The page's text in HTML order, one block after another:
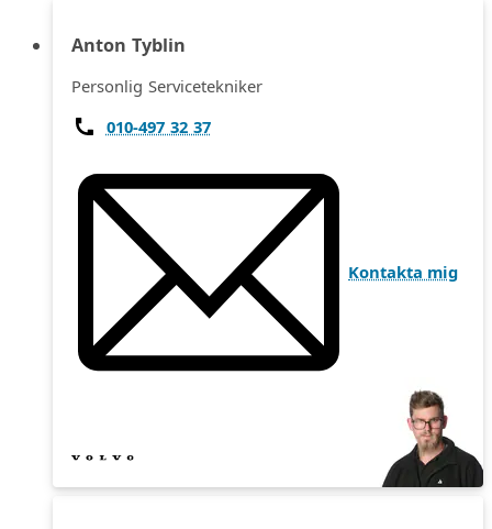
Anton Tyblin
Personlig Servicetekniker
010-497 32 37
Kontakta mig